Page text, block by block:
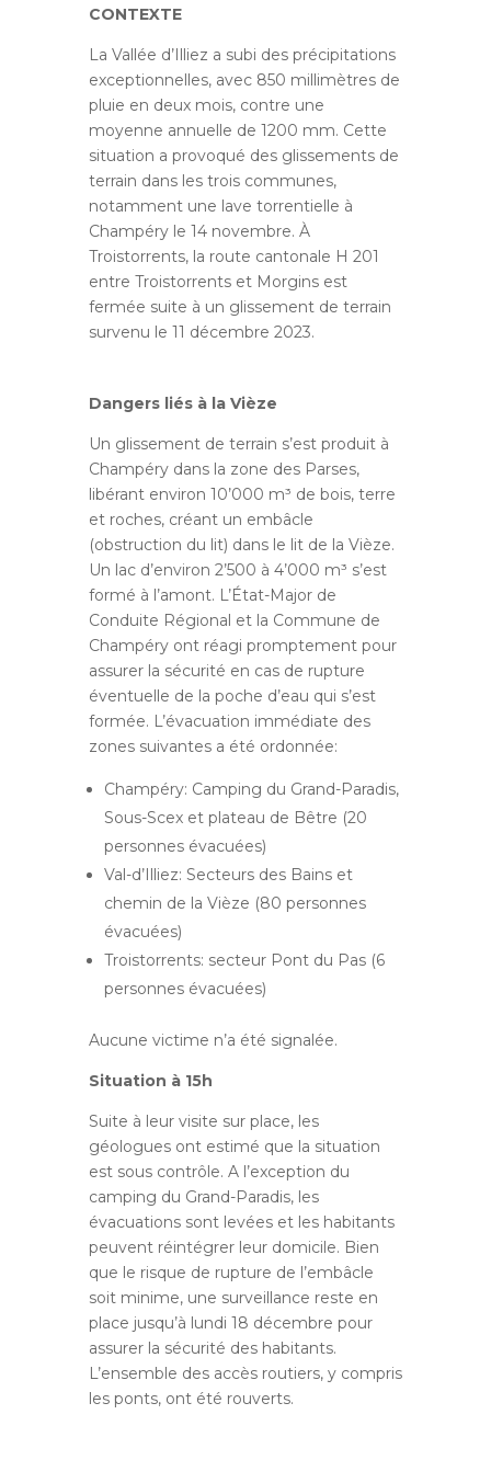
CONTEXTE
La Vallée d’Illiez a subi des précipitations
exceptionnelles, avec 850 millimètres de
pluie en deux mois, contre une
moyenne annuelle de 1200 mm. Cette
situation a provoqué des glissements de
terrain dans les trois communes,
notamment une lave torrentielle à
Champéry le 14 novembre. À
Troistorrents, la route cantonale H 201
entre Troistorrents et Morgins est
fermée suite à un glissement de terrain
survenu le 11 décembre 2023.
Dangers liés à la Vièze
Un glissement de terrain s’est produit à
Champéry dans la zone des Parses,
libérant environ 10’000 m³ de bois, terre
et roches, créant un embâcle
(obstruction du lit) dans le lit de la Vièze.
Un lac d’environ 2’500 à 4’000 m³ s’est
formé à l’amont. L’État-Major de
Conduite Régional et la Commune de
Champéry ont réagi promptement pour
assurer la sécurité en cas de rupture
éventuelle de la poche d’eau qui s’est
formée. L’évacuation immédiate des
zones suivantes a été ordonnée:
Champéry: Camping du Grand-Paradis,
Sous-Scex et plateau de Bêtre (20
personnes évacuées)
Val-d’Illiez: Secteurs des Bains et
chemin de la Vièze (80 personnes
évacuées)
Troistorrents: secteur Pont du Pas (6
personnes évacuées)
Aucune victime n’a été signalée.
Situation à 15h
Suite à leur visite sur place, les
géologues ont estimé que la situation
est sous contrôle. A l’exception du
camping du Grand-Paradis, les
évacuations sont levées et les habitants
peuvent réintégrer leur domicile. Bien
que le risque de rupture de l’embâcle
soit minime, une surveillance reste en
place jusqu’à lundi 18 décembre pour
assurer la sécurité des habitants.
L’ensemble des accès routiers, y compris
les ponts, ont été rouverts.